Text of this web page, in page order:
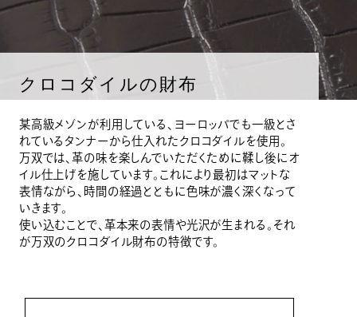
クロコダイルの財布
某高級メゾンが利用している、ヨーロッパでも一級とさ
れているタンナーから仕入れたクロコダイルを使用。
万双では、革の味を楽しんでいただくために鞣し後にオ
イル仕上げを施しています。これにより最初はマットな
表情ながら、時間の経過とともに色味が濃く深くなって
いきます。
使い込むことで、革本来の表情や光沢が生まれる。それ
が万双のクロコダイル財布の特徴です。